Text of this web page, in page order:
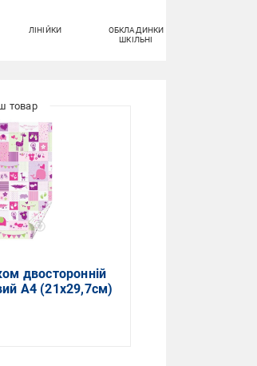
ЛІНІЙКИ
ОБКЛАДИНКИ
ШКІЛЬНІ
двосторонній
А4 (21х29,7см)